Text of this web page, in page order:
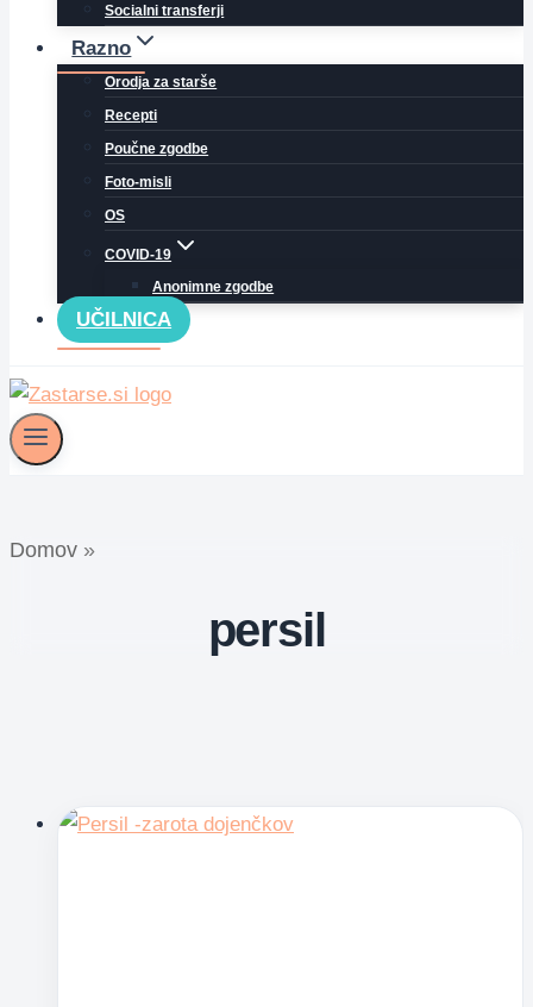
Socialni transferji
Razno
Orodja za starše
Recepti
Poučne zgodbe
Foto-misli
OS
COVID-19
Anonimne zgodbe
UČILNICA
Domov »
persil